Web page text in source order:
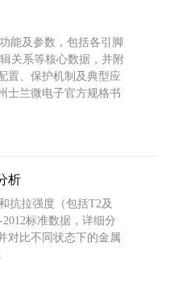
能及参数，包括各引脚
关系等核心数据，并附
置、保护机制及典型应
士兰微电子官方规格书
析
抗拉强度（包括T2及
标准数据，详细分
对比不同状态下的金属